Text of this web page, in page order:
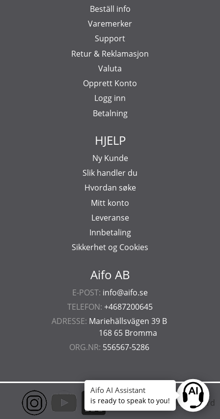
Aifo AB
E-POST: info@aifo.se
TELEFON: +4687200645
ADRESSE: Mariehällsvägen 39 B
168 65 Bromma
ORG.NR: 556567-5286
Beställ info
Varemerker
Support
Retur & Reklamasjon
Valuta
Opprett Konto
Logg inn
Betalning
HJELP
Ny Kunde
Slik handler du
Hvordan søke
Mitt konto
Leveranse
Innbetaling
Sikkerhet og Cookies
Ask
Aifo AI Assistant
is ready to speak to you!